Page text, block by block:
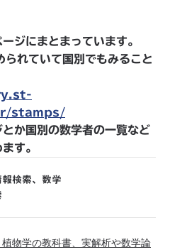
ジにまとまっています。
れていて国別でもみること
stamps/
か国別の数学者の一覧など
す。
報検索、 数学
物学の教科書、実解析や数学論